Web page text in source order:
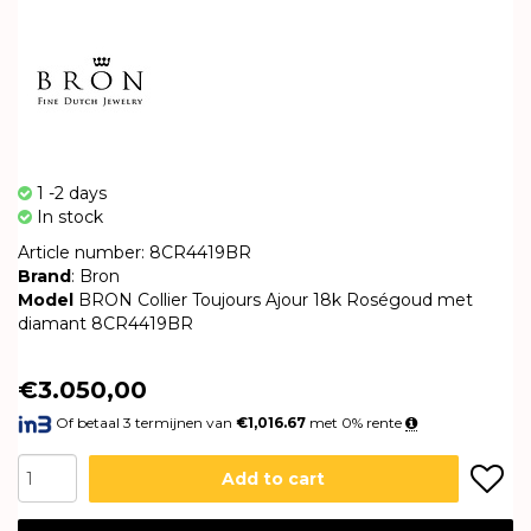
1 -2 days
In stock
Article number: 8CR4419BR
Brand: Bron
Model BRON Collier Toujours Ajour 18k Roségoud met
diamant 8CR4419BR
€3.050,00
Of betaal 3 termijnen van€1,016.67 met 0% rente
Add to cart